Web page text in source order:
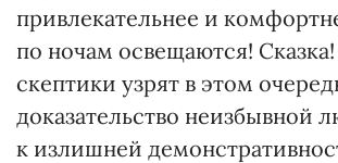
привлекательнее и
по ночам освещаются!
скептики узрят в этом
доказательство неизбывной
к излишней